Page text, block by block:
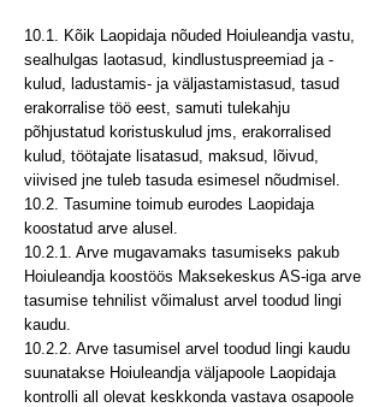
10.1. Kõik Laopidaja nõuded Hoiuleandja vastu,
sealhulgas laotasud, kindlustuspreemiad ja -
kulud, ladustamis- ja väljastamistasud, tasud
erakorralise töö eest, samuti tulekahju
põhjustatud koristuskulud jms, erakorralised
kulud, töötajate lisatasud, maksud, lõivud,
viivised jne tuleb tasuda esimesel nõudmisel.
10.2. Tasumine toimub eurodes Laopidaja
koostatud arve alusel.
10.2.1. Arve mugavamaks tasumiseks pakub
Hoiuleandja koostöös Maksekeskus AS-iga arve
tasumise tehnilist võimalust arvel toodud lingi
kaudu.
10.2.2. Arve tasumisel arvel toodud lingi kaudu
suunatakse Hoiuleandja väljapoole Laopidaja
kontrolli all olevat keskkonda vastava osapoole